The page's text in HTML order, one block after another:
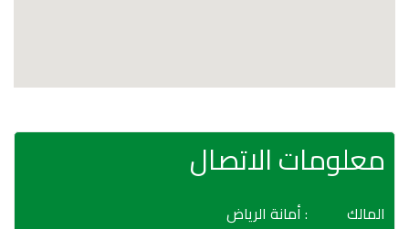
معلومات الاتصال
المالك : أمانة الرياض